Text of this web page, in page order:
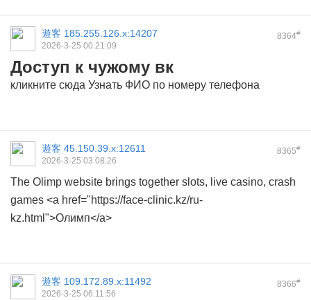
8364#
遊客 185.255.126.x:14207
2026-3-25 00:21:09
Доступ к чужому вк
кликните сюда Узнать ФИО по номеру телефона
8365#
遊客 45.150.39.x:12611
2026-3-25 03:08:26
The Olimp website brings together slots, live casino, crash
games <a href="https://face-clinic.kz/ru-
kz.html">Олимп</a>
8366#
遊客 109.172.89.x:11492
2026-3-25 06:11:56